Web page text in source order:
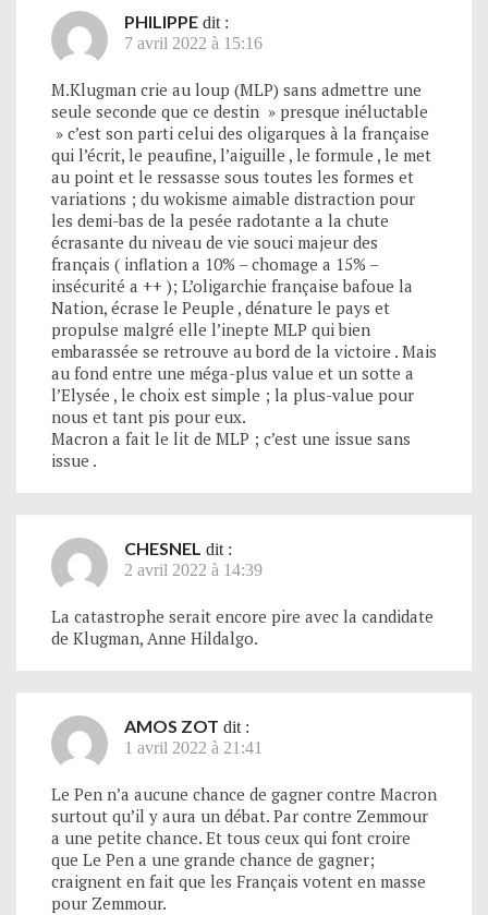
PHILIPPE dit :
7 avril 2022 à 15:16
M.Klugman crie au loup (MLP) sans admettre une
seule seconde que ce destin » presque inéluctable
» c’est son parti celui des oligarques à la française
qui l’écrit, le peaufine, l’aiguille , le formule , le met
au point et le ressasse sous toutes les formes et
variations ; du wokisme aimable distraction pour
les demi-bas de la pesée radotante a la chute
écrasante du niveau de vie souci majeur des
français ( inflation a 10% – chomage a 15% –
insécurité a ++ ); L’oligarchie française bafoue la
Nation, écrase le Peuple , dénature le pays et
propulse malgré elle l’inepte MLP qui bien
embarassée se retrouve au bord de la victoire . Mais
au fond entre une méga-plus value et un sotte a
l’Elysée , le choix est simple ; la plus-value pour
nous et tant pis pour eux.
Macron a fait le lit de MLP ; c’est une issue sans
issue .
CHESNEL dit :
2 avril 2022 à 14:39
La catastrophe serait encore pire avec la candidate
de Klugman, Anne Hildalgo.
AMOS ZOT dit :
1 avril 2022 à 21:41
Le Pen n’a aucune chance de gagner contre Macron
surtout qu’il y aura un débat. Par contre Zemmour
a une petite chance. Et tous ceux qui font croire
que Le Pen a une grande chance de gagner;
craignent en fait que les Français votent en masse
pour Zemmour.